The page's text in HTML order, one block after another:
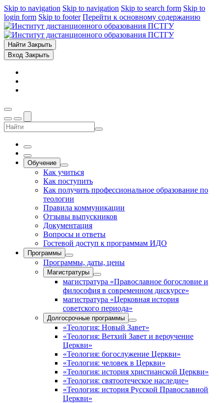
Skip to navigation Skip to navigation Skip to search form Skip to
login form Skip to footer Перейти к основному содержанию
Найти Закрыть
Вход Закрыть
Обучение
Как учиться
Как поступить
Как получить профессиональное образование по
теологии
Правила коммуникации
Отзывы выпускников
Документация
Вопросы и ответы
Гостевой доступ к программам ИДО
Программы
Программы, даты, цены
Магистратуры
магистратура «Православное богословие и
философия в современном дискурсе»
магистратура «Церковная история
советского периода»
Долгосрочные программы
«Теология: Новый Завет»
«Теология: Ветхий Завет и вероучение
Церкви»
«Теология: богослужение Церкви»
«Теология: человек в Церкви»
«Теология: история христианской Церкви»
«Теология: святоотеческое наследие»
«Теология: история Русской Православной
Церкви»